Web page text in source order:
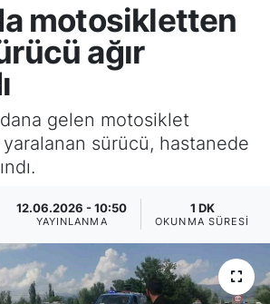
motosikletten
ağır
gelen motosiklet
yaralanan sürücü, hastanede
12.06.2026 - 10:50
YAYINLANMA
1 DK
OKUNMA SÜRESI
Vakitleri
Yoğunluk Haritası
Durumu ve Fikstür